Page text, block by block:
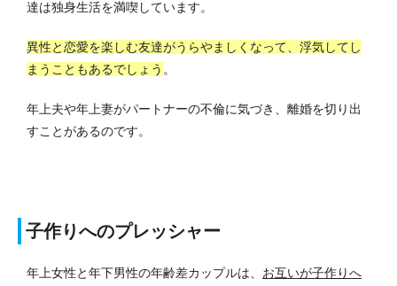
達は独身生活を満喫しています。
異性と恋愛を楽しむ友達がうらやましくなって、浮気してし
まうこともあるでしょう 。
年上夫や年上妻がパートナーの不倫に気づき、離婚を切り出
すことがあるのです。
子作りへのプレッシャー
年上女性と年下男性の年齢差カップルは、 お互いが子作りへ